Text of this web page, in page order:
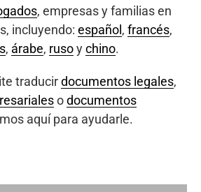
, empresas y familias en
incluyendo: español , francés,
, árabe, rusoychino.
traducirdocumentos legales,
odocumentos
aquí para ayudarle.